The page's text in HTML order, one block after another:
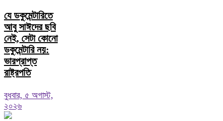
যে ডকুমেন্টারিতে
আবু সাঈদের ছবি
নেই, সেটা কোনো
ডকুমেন্টারি নয়:
ভারপ্রাপ্ত
রাষ্ট্রপতি
বুধবার, ৫ অগাস্ট,
২০২৬